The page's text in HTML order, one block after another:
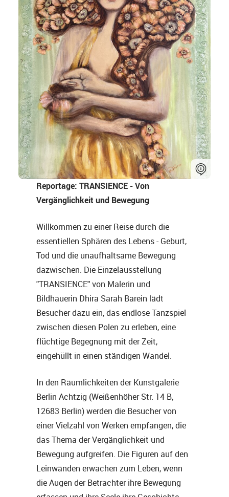
Reportage: TRANSIENCE - Von
Vergänglichkeit und Bewegung
Willkommen zu einer Reise durch die
essentiellen Sphären des Lebens - Geburt,
Tod und die unaufhaltsame Bewegung
dazwischen. Die Einzelausstellung
"TRANSIENCE" von Malerin und
Bildhauerin Dhira Sarah Barein lädt
Besucher dazu ein, das endlose Tanzspiel
zwischen diesen Polen zu erleben, eine
flüchtige Begegnung mit der Zeit,
eingehüllt in einen ständigen Wandel.
In den Räumlichkeiten der Kunstgalerie
Berlin Achtzig (Weißenhöher Str. 14 B,
12683 Berlin) werden die Besucher von
einer Vielzahl von Werken empfangen, die
das Thema der Vergänglichkeit und
Bewegung aufgreifen. Die Figuren auf den
Leinwänden erwachen zum Leben, wenn
die Augen der Betrachter ihre Bewegung